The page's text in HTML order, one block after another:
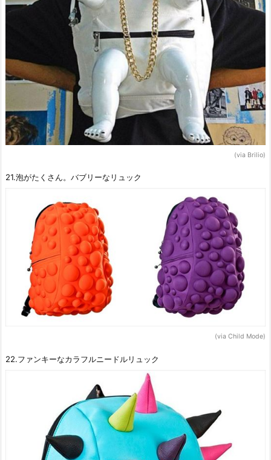
(via Brilio)
21.泡がたくさん。バブリーなリュック
(via Child Mode)
22.ファンキーなカラフルニードルリュック